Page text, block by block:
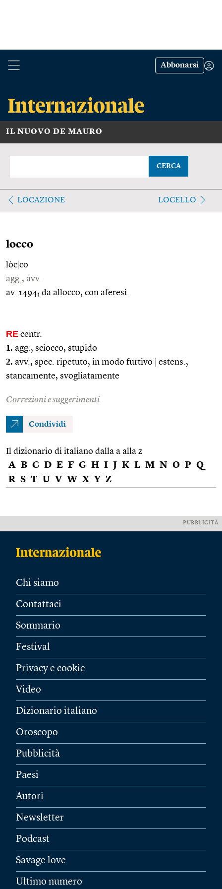
Abbonarsi
IL NUOVO DE MAURO
CERCA
LOCAZIONE LOCELLO
locco
lòc co
agg., avv.
av. 1494; da allocco, con aferesi.
RE centr.
1. agg., sciocco, stupido
2. avv., spec. ripetuto, in modo furtivo
estens.,
stancamente, svogliatamente
Correzioni e suggerimenti
Condividi
Il dizionario di italiano dalla a alla z
A B C D E F G H I J K L M N O P Q
R S T U V W X Y Z
PUBBLICITÀ
Chi siamo
Contattaci
Sommario
Festival
Privacy e cookie
Video
Dizionario italiano
Oroscopo
Pubblicità
Paesi
Autori
Newsletter
Podcast
Savage love
Ultimo numero